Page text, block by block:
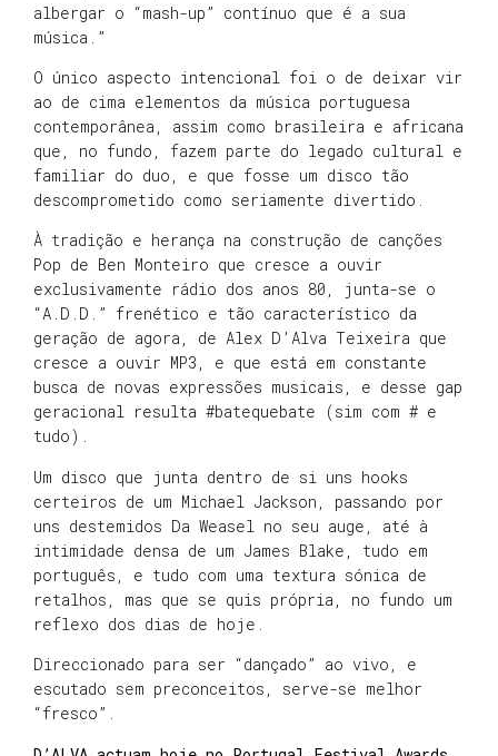
albergar o “mash-up” contínuo que é a sua
música.”
O único aspecto intencional foi o de deixar vir
ao de cima elementos da música portuguesa
contemporânea, assim como brasileira e africana
que, no fundo, fazem parte do legado cultural e
familiar do duo, e que fosse um disco tão
descomprometido como seriamente divertido.
À tradição e herança na construção de canções
Pop de Ben Monteiro que cresce a ouvir
exclusivamente rádio dos anos 80, junta-se o
“A.D.D.” frenético e tão característico da
geração de agora, de Alex D’Alva Teixeira que
cresce a ouvir MP3, e que está em constante
busca de novas expressões musicais, e desse gap
geracional resulta #batequebate (sim com # e
tudo).
Um disco que junta dentro de si uns hooks
certeiros de um Michael Jackson, passando por
uns destemidos Da Weasel no seu auge, até à
intimidade densa de um James Blake, tudo em
português, e tudo com uma textura sónica de
retalhos, mas que se quis própria, no fundo um
reflexo dos dias de hoje.
Direccionado para ser “dançado” ao vivo, e
escutado sem preconceitos, serve-se melhor
“fresco”.